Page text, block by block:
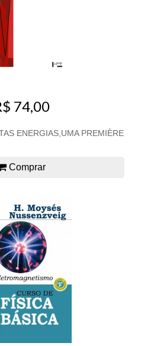
74,00
ENERGIAS,UMA PREMIÈRE
Comprar